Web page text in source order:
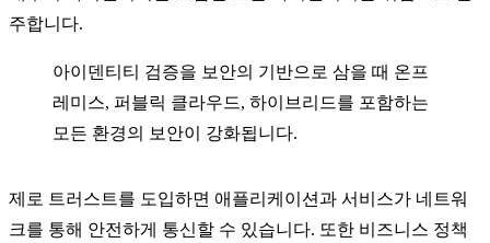
주합니다.
아이덴티티 검증을 보안의 기반으로 삼을 때 온프
레미스, 퍼블릭 클라우드, 하이브리드를 포함하는
모든 환경의 보안이 강화됩니다.
제로 트러스트를 도입하면 애플리케이션과 서비스가 네트워
크를 통해 안전하게 통신할 수 있습니다. 또한 비즈니스 정책